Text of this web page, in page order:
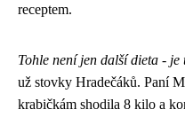
receptem.
Tohle není jen další dieta - je
už stovky Hradečáků. Paní
krabičkám shodila 8 kilo a